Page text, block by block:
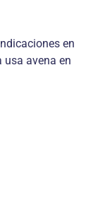
en
usa avena en